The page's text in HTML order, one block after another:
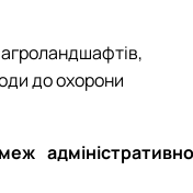
до охорони